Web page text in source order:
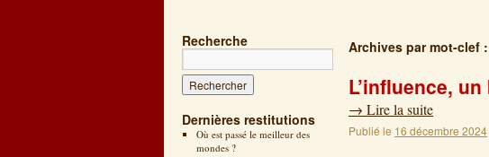
Recherche
Dernières restitutions
Où est passé le meilleur des
mondes ?
Archives par mot-clef :
L’influence,
→ Lire la suite
Publié le 16 décembre 2024